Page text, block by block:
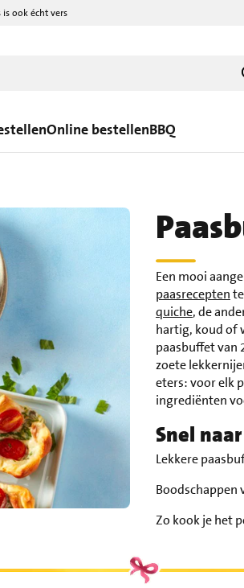
is ook écht vers
Online bestellenBBQ
Een mooi
paasrecepten
quiche, de
hartig, koud of
paasbuffet van
zoete
eters: voor elk
ingrediënten
Snel naar
Lekkere
Boodschappen
Zo kook je het